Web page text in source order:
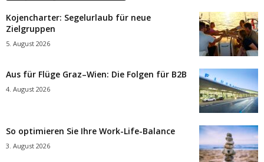
Kojencharter: Segelurlaub für neue
Zielgruppen
5. August 2026
Aus für Flüge Graz–Wien: Die Folgen für B2B
4. August 2026
So optimieren Sie Ihre Work-Life-Balance
3. August 2026